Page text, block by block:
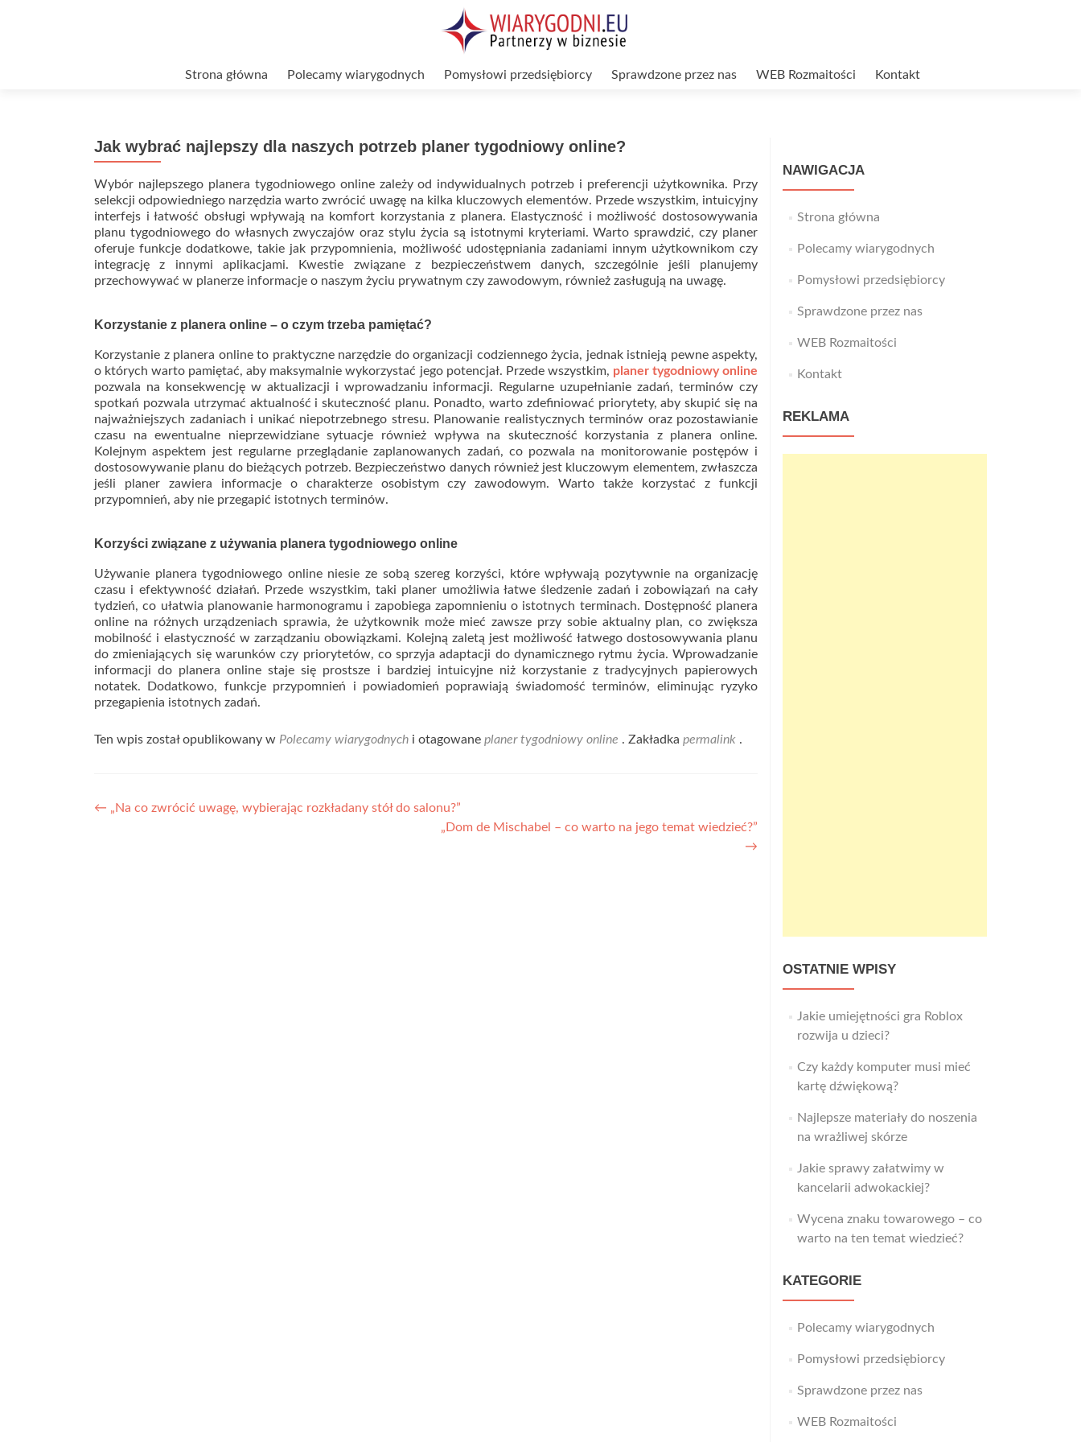
Strona główna Polecamy wiarygodnych Pomysłowi przedsiębiorcy Sprawdzone przez nas WEB Rozmaitości Kontakt
Jak wybrać najlepszy dla naszych potrzeb planer tygodniowy online?
Wybór najlepszego planera tygodniowego online zależy od indywidualnych potrzeb i preferencji użytkownika. Przy
selekcji odpowiedniego narzędzia warto zwrócić uwagę na kilka kluczowych elementów. Przede wszystkim, intuicyjny
interfejs i łatwość obsługi wpływają na komfort korzystania z planera. Elastyczność i możliwość dostosowywania
planu tygodniowego do własnych zwyczajów oraz stylu życia są istotnymi kryteriami. Warto sprawdzić, czy planer
oferuje funkcje dodatkowe, takie jak przypomnienia, możliwość udostępniania zadaniami innym użytkownikom czy
integrację z innymi aplikacjami. Kwestie związane z bezpieczeństwem danych, szczególnie jeśli planujemy
przechowywać w planerze informacje o naszym życiu prywatnym czy zawodowym, również zasługują na uwagę.
Korzystanie z planera online – o czym trzeba pamiętać?
Korzystanie z planera online to praktyczne narzędzie do organizacji codziennego życia, jednak istnieją pewne aspekty,
o których warto pamiętać, aby maksymalnie wykorzystać jego potencjał. Przede wszystkim, planer tygodniowy online
pozwala na konsekwencję w aktualizacji i wprowadzaniu informacji. Regularne uzupełnianie zadań, terminów czy
spotkań pozwala utrzymać aktualność i skuteczność planu. Ponadto, warto zdefiniować priorytety, aby skupić się na
najważniejszych zadaniach i unikać niepotrzebnego stresu. Planowanie realistycznych terminów oraz pozostawianie
czasu na ewentualne nieprzewidziane sytuacje również wpływa na skuteczność korzystania z planera online.
Kolejnym aspektem jest regularne przeglądanie zaplanowanych zadań, co pozwala na monitorowanie postępów i
dostosowywanie planu do bieżących potrzeb. Bezpieczeństwo danych również jest kluczowym elementem, zwłaszcza
jeśli planer zawiera informacje o charakterze osobistym czy zawodowym. Warto także korzystać z funkcji
przypomnień, aby nie przegapić istotnych terminów.
Korzyści związane z używania planera tygodniowego online
Używanie planera tygodniowego online niesie ze sobą szereg korzyści, które wpływają pozytywnie na organizację
czasu i efektywność działań. Przede wszystkim, taki planer umożliwia łatwe śledzenie zadań i zobowiązań na cały
tydzień, co ułatwia planowanie harmonogramu i zapobiega zapomnieniu o istotnych terminach. Dostępność planera
online na różnych urządzeniach sprawia, że użytkownik może mieć zawsze przy sobie aktualny plan, co zwiększa
mobilność i elastyczność w zarządzaniu obowiązkami. Kolejną zaletą jest możliwość łatwego dostosowywania planu
do zmieniających się warunków czy priorytetów, co sprzyja adaptacji do dynamicznego rytmu życia. Wprowadzanie
informacji do planera online staje się prostsze i bardziej intuicyjne niż korzystanie z tradycyjnych papierowych
notatek. Dodatkowo, funkcje przypomnień i powiadomień poprawiają świadomość terminów, eliminując ryzyko
przegapienia istotnych zadań.
Ten wpis został opublikowany w Polecamy wiarygodnych i otagowane planer tygodniowy online . Zakładka permalink .
Nawigacja
← „Na co zwrócić uwagę, wybierając rozkładany stół do salonu?”
„Dom de Mischabel – co warto na jego temat wiedzieć?”
→
NAWIGACJA
Strona główna
Polecamy wiarygodnych
Pomysłowi przedsiębiorcy
Sprawdzone przez nas
WEB Rozmaitości
Kontakt
REKLAMA
OSTATNIE WPISY
Jakie umiejętności gra Roblox
rozwija u dzieci?
Czy każdy komputer musi mieć
kartę dźwiękową?
Najlepsze materiały do noszenia
na wrażliwej skórze
Jakie sprawy załatwimy w
kancelarii adwokackiej?
Wycena znaku towarowego – co
warto na ten temat wiedzieć?
KATEGORIE
Polecamy wiarygodnych
Pomysłowi przedsiębiorcy
Sprawdzone przez nas
WEB Rozmaitości